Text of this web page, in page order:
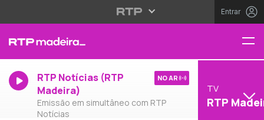
Entrar
RTP Notícias (RTP
Madeira)
Emissão em simultâneo com RTP
Notícias
NO AR
TV
RTP